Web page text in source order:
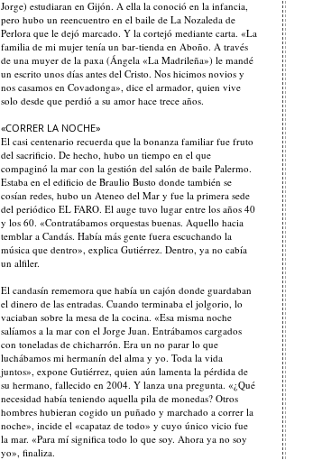
Jorge) estudiaran en Gijón. A ella la conoció en la infancia,
pero hubo un reencuentro en el baile de La Nozaleda de
Perlora que le dejó marcado. Y la cortejó mediante carta. «La
familia de mi mujer tenía un bar-tienda en Aboño. A través
de una muyer de la paxa (Ángela «La Madrileña») le mandé
un escrito unos días antes del Cristo. Nos hicimos novios y
nos casamos en Covadonga», dice el armador, quien vive
solo desde que perdió a su amor hace trece años.
«CORRER LA NOCHE»
El casi centenario recuerda que la bonanza familiar fue fruto
del sacrificio. De hecho, hubo un tiempo en el que
compaginó la mar con la gestión del salón de baile Palermo.
Estaba en el edificio de Braulio Busto donde también se
cosían redes, hubo un Ateneo del Mar y fue la primera sede
del periódico EL FARO. El auge tuvo lugar entre los años 40
y los 60. «Contratábamos orquestas buenas. Aquello hacia
temblar a Candás. Había más gente fuera escuchando la
música que dentro», explica Gutiérrez. Dentro, ya no cabía
un alfiler.
El candasín rememora que había un cajón donde guardaban
el dinero de las entradas. Cuando terminaba el jolgorio, lo
vaciaban sobre la mesa de la cocina. «Esa misma noche
salíamos a la mar con el Jorge Juan. Entrábamos cargados
con toneladas de chicharrón. Era un no parar lo que
luchábamos mi hermanín del alma y yo. Toda la vida
juntos», expone Gutiérrez, quien aún lamenta la pérdida de
su hermano, fallecido en 2004. Y lanza una pregunta. «¿Qué
necesidad había teniendo aquella pila de monedas? Otros
hombres hubieran cogido un puñado y marchado a correr la
noche», incide el «capataz de todo» y cuyo único vicio fue
la mar. «Para mí significa todo lo que soy. Ahora ya no soy
yo», finaliza.